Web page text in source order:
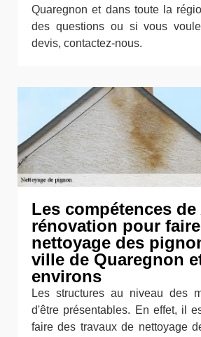
Quaregnon et dans toute la
des questions ou si vous
devis, contactez-nous.
Les compétences de
rénovation pour
nettoyage des
ville de Quaregnon
environs
Les structures au niveau des
d'être présentables. En effet, il
faire des travaux de nettoyage